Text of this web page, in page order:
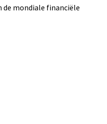
de mondiale financiële